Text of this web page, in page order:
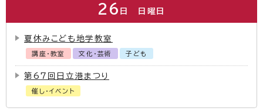
26 日 日曜日
夏休みこども地学教室
講座・教室 文化・芸術 子ども
第67回日立港まつり
催し・イベント